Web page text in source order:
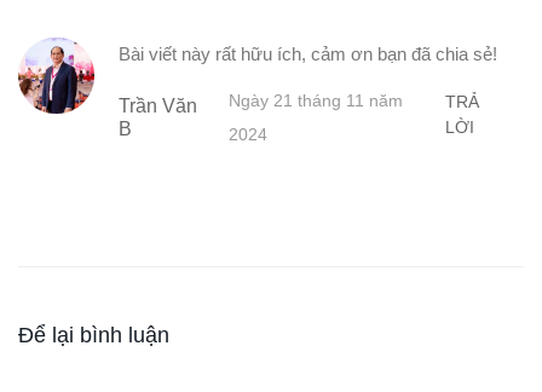
Bài viết này rất hữu ích, cảm ơn bạn đã chia sẻ!
Trần Văn
B
Ngày 21 tháng 11 năm
2024
TRẢ
LỜI
Để lại bình luận